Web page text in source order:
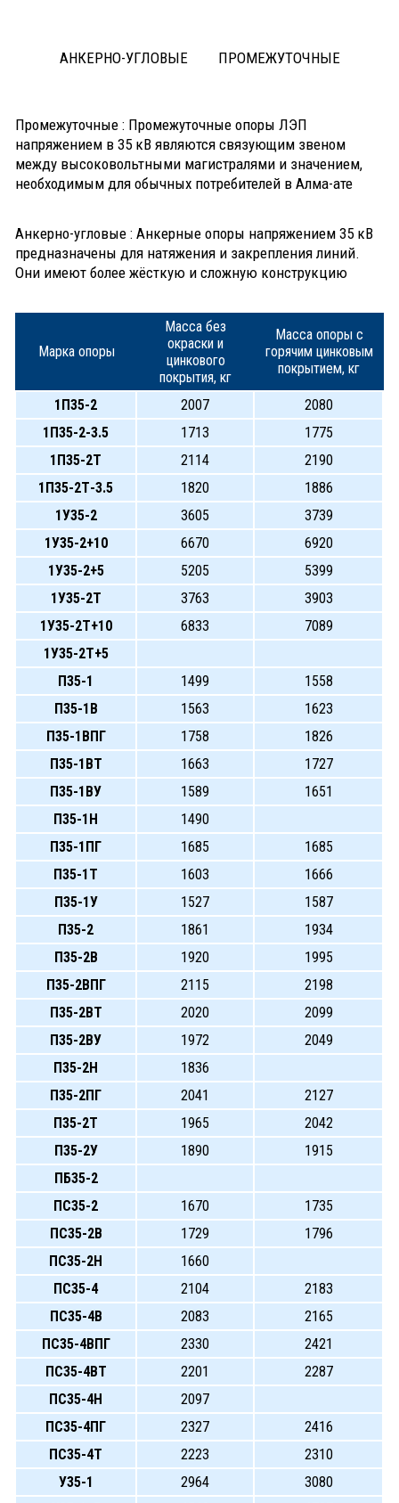
АНКЕРНО-УГЛОВЫЕ ПРОМЕЖУТОЧНЫЕ
Промежуточные : Промежуточные опоры ЛЭП
напряжением в 35 кВ являются связующим звеном
между высоковольтными магистралями и значением,
необходимым для обычных потребителей в Алма-ате
Анкерно-угловые : Анкерные опоры напряжением 35 кВ
предназначены для натяжения и закрепления линий.
Они имеют более жёсткую и сложную конструкцию
Марка опоры
Масса без
окраски и
цинкового
покрытия, кг
Масса опоры с
горячим цинковым
покрытием, кг
1П35-2 2007
2080
1П35-2-3.5
1713
1775
1П35-2Т
2114
2190
1П35-2Т-3.5
1820
1886
1У35-2
3605
3739
1У35-2+10
6670
6920
1У35-2+5
5205
5399
1У35-2Т
3763
3903
1У35-2Т+10
6833
7089
1У35-2Т+5
П35-1
1499
1558
П35-1В
1563
1623
П35-1ВПГ
1758
1826
П35-1ВТ
1663
1727
П35-1ВУ
1589
1651
П35-1Н
1490
П35-1ПГ
1685
1685
П35-1Т
1603
1666
П35-1У
1527
1587
П35-2
1861
1934
П35-2В
1920
1995
П35-2ВПГ
2115
2198
П35-2ВТ
2020
2099
П35-2ВУ
1972
2049
П35-2Н
1836
П35-2ПГ
2041
2127
П35-2Т
1965
2042
П35-2У
1890
1915
ПБ35-2
ПС35-2
1670
1735
ПС35-2В
1729
1796
ПС35-2Н
1660
ПС35-4
2104
2183
ПС35-4В
2083
2165
ПС35-4ВПГ
2330
2421
ПС35-4ВТ
2201
2287
ПС35-4Н
2097
ПС35-4ПГ
2327
2416
ПС35-4Т
2223
2310
У35-1
2964
3080